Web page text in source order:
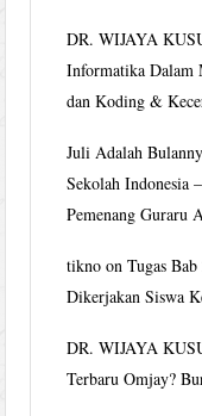
DR. WIJAYA
Informatika Dalam
dan Koding &
Juli Adalah
Sekolah Indonesia
Pemenang Guraru
tikno onTugas
Dikerjakan Siswa
DR. WIJAYA
Terbaru Omjay?